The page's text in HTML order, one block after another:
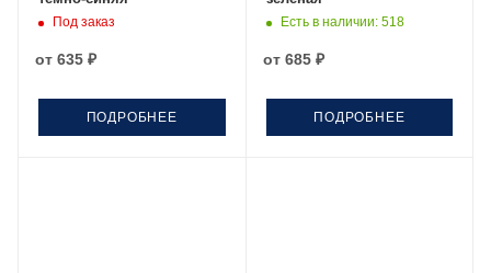
Под заказ
от 635 ₽
ПОДРОБНЕЕ
Есть в наличии: 518
от 685 ₽
ПОДРОБНЕЕ